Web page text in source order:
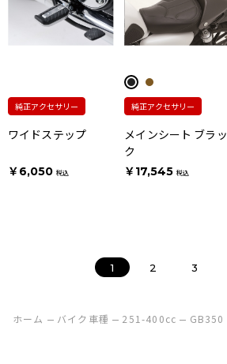
純正アクセサリー
ワイドステップ
￥6,050 税込
純正アクセサリー
メインシート ブラッ
ク
￥17,545 税込
1 2 3
ホーム バイク車種 251-400cc GB350